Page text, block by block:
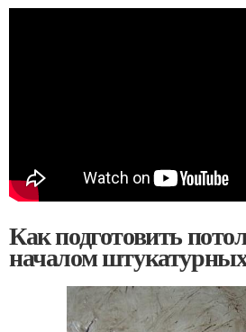
Как подготовить
началом